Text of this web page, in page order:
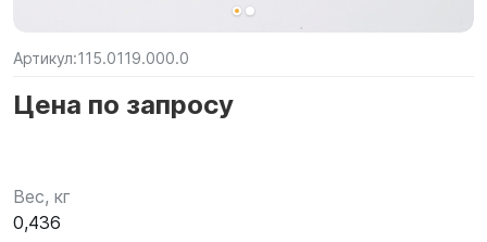
Артикул:115.0119.000.0
Цена по запросу
Вес, кг
0,436